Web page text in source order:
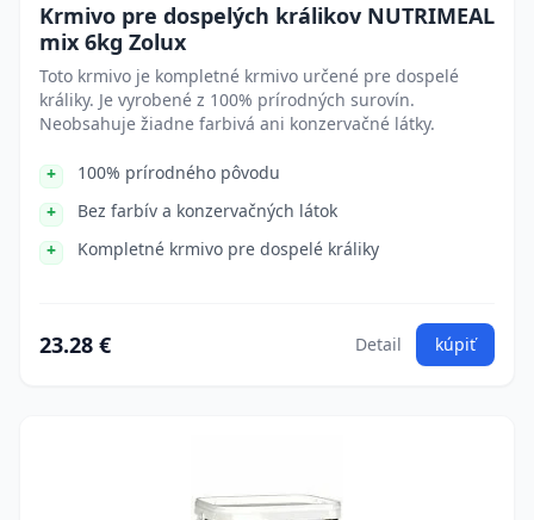
Krmivo pre dospelých králikov NUTRIMEAL
mix 6kg Zolux
Toto krmivo je kompletné krmivo určené pre dospelé
králiky. Je vyrobené z 100% prírodných surovín.
Neobsahuje žiadne farbivá ani konzervačné látky.
100% prírodného pôvodu
Bez farbív a konzervačných látok
Kompletné krmivo pre dospelé králiky
23.28 € Detail kúpiť